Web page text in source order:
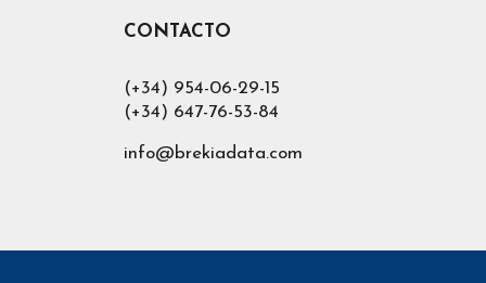
Cuando proporcionamos Lista de
descomprimido el cliente podrá acceder
comprado. De igual forma tendrá un solo
por la solución que más se ajuste al uso que
CONTACTO
(+34) 954-06-29-15
(+34) 647-76-53-84
info@brekiadata.com